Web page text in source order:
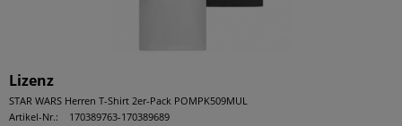
Lizenz
STAR WARS Herren T-Shirt 2er-Pack POMPK509MUL
Artikel-Nr.:
170389763-170389689